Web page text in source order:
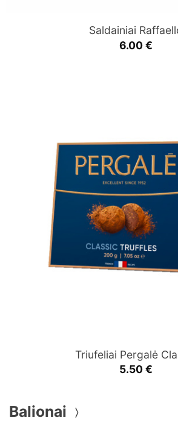
Saldainiai
6.00€
Triufeliai Pergalė
5.50€
Balionai 〉